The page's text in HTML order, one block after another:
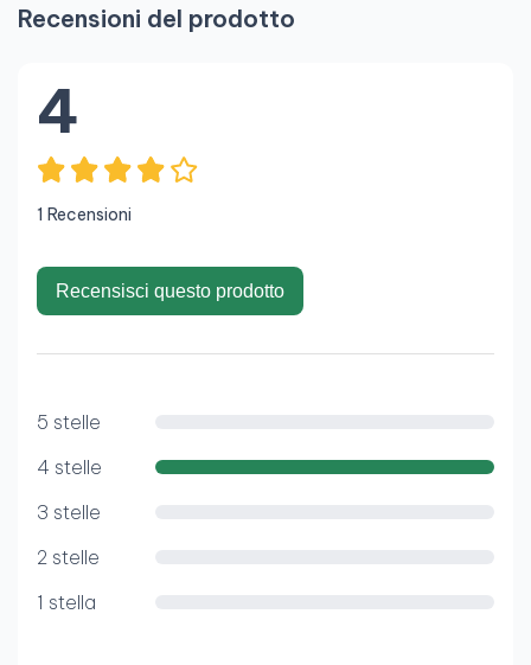
Recensioni del prodotto
4
1 Recensioni
Recensisci questo prodotto
5 stelle
4 stelle
3 stelle
2 stelle
1 stella